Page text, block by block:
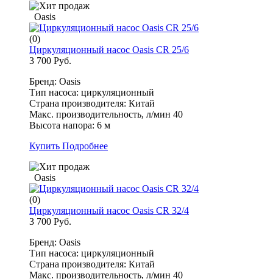
Oasis
(0)
Циркуляционный насос Oasis CR 25/6
3 700 Руб.
Бренд: Oasis
Тип насоса: циркуляционный
Страна производителя: Китай
Макс. производительность, л/мин 40
Высота напора: 6 м
Купить Подробнее
Oasis
(0)
Циркуляционный насос Oasis CR 32/4
3 700 Руб.
Бренд: Oasis
Тип насоса: циркуляционный
Страна производителя: Китай
Макс. производительность, л/мин 40